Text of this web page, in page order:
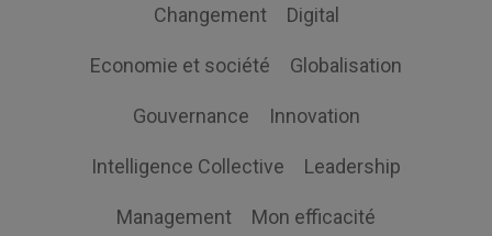
Changement Digital
Economie et société Globalisation
Gouvernance Innovation
Intelligence Collective Leadership
Management Mon efficacité